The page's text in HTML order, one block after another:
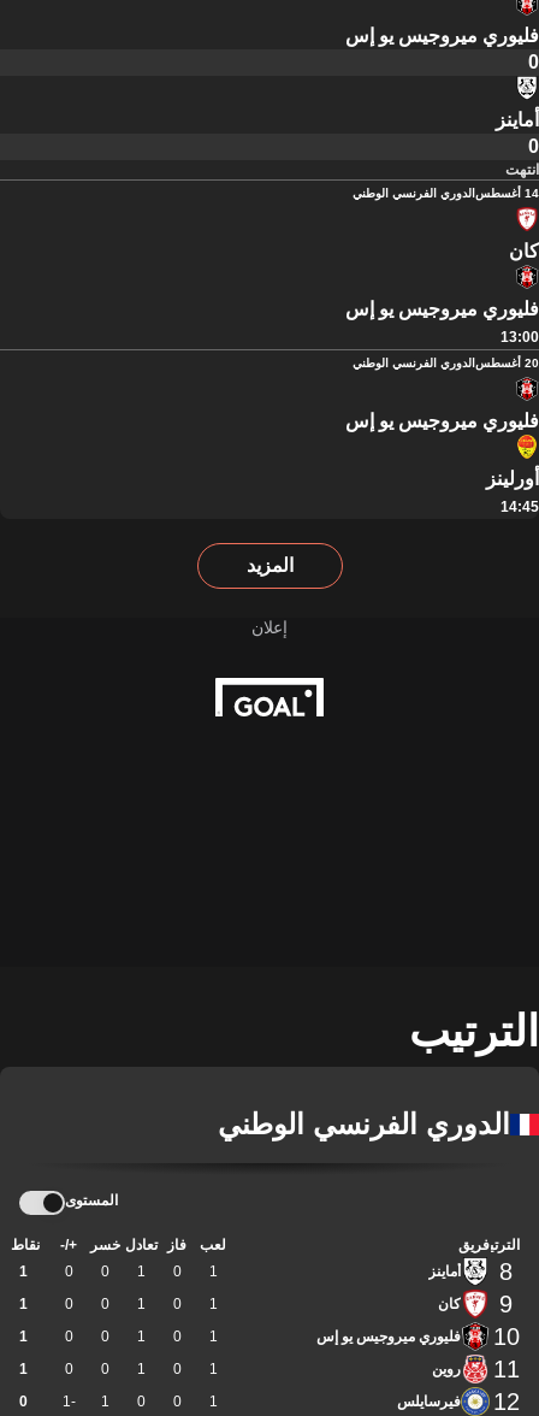
فليوري ميروجيس يو إس
0
أماينز
0
انتهت
14 أغسطس الدوري الفرنسي الوطني
كان
فليوري ميروجيس يو إس
13:00
20 أغسطس الدوري الفرنسي الوطني
فليوري ميروجيس يو إس
أورلينز
14:45
المزيد
الترتيب
الدوري الفرنسي الوطني
المستوى
الترتيبفريق لعب فاز تعادل خسر +/- نقاط
8 أماينز 1
0
1
0
0
1
9 كان 1
0
1
0
0
1
10 فليوري ميروجيس يو إس 1
0
1
0
0
1
11 روين 1
0
1
0
0
1
12 فيرسايلس 1
0
0
1
-1
0